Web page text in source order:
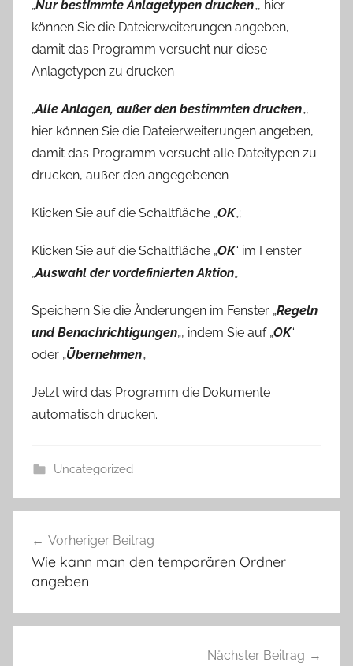
„Nur bestimmte Anlagetypen drucken„, hier
können Sie die Dateierweiterungen angeben,
damit das Programm versucht nur diese
Anlagetypen zu drucken
„Alle Anlagen, außer den bestimmten drucken„,
hier können Sie die Dateierweiterungen angeben,
damit das Programm versucht alle Dateitypen zu
drucken, außer den angegebenen
Klicken Sie auf die Schaltfläche „OK„;
Klicken Sie auf die Schaltfläche „OK“ im Fenster
„Auswahl der vordefinierten Aktion„
Speichern Sie die Änderungen im Fenster „Regeln
und Benachrichtigungen„, indem Sie auf „OK“
oder „Übernehmen„
Jetzt wird das Programm die Dokumente
automatisch drucken.
Uncategorized
Vorheriger Beitrag
Wie kann man den temporären Ordner
angeben
Nächster Beitrag